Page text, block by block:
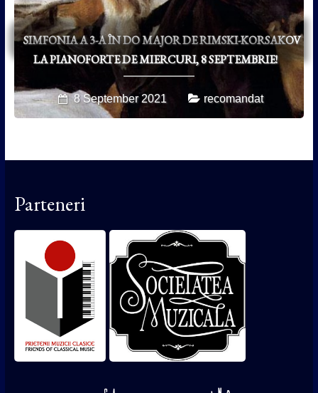
SIMFONIA A 3-A ÎN DO MAJOR DE RIMSKI-KORSAKOV
LA PIANOFORTE DE MIERCURI, 8 SEPTEMBRIE!
8 September 2021 recomandat
Parteneri